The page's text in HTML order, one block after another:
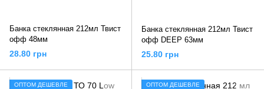
Банка стеклянная 212мл Твист
офф 48мм
28.80 грн
Банка стеклянная 212мл Твист
офф DEEP 63мм
25.80 грн
ОПТОМ ДЕШЕВЛЕ ОПТОМ ДЕШЕВЛЕ